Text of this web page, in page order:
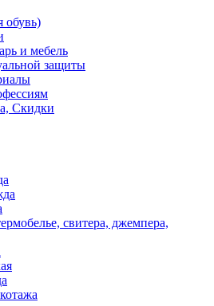
обувь)
и мебель
защиты
Скидки
свитера, джемпера,